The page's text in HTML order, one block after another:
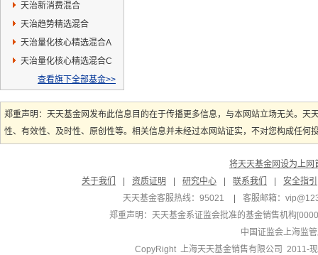
天治新消费混合
天治趋势精选混合
天治量化核心精选混合A
天治量化核心精选混合C
查看旗下全部基金>>
郑重声明：天天基金网发布此信息目的在于传播更多信息，与本网站立场无关。
性、有效性、及时性、原创性等。相关信息并未经过本网站证实，不对您构成任
将天天基金网设为上网
关于我们
资质证明 研究中心 联系我们
安全指引
天天基金客服热线：95021
客服邮箱：
郑重声明： 天天基金系证监会批准的基金销售机构
中国证监会上海监
CopyRight 上海天天基金销售有限公司 2011-